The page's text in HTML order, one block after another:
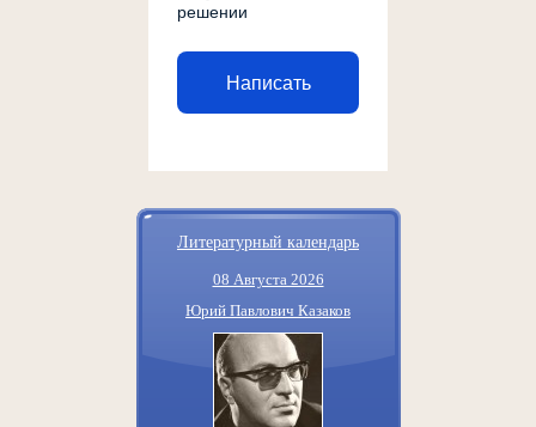
решении
Написать
Литературный календарь
08 Августа 2026
Юрий Павлович Казаков